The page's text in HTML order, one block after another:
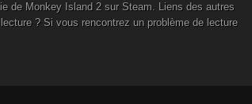
de Monkey Island 2 sur Steam. Liens des autres
? Si vous rencontrez un problème de lecture